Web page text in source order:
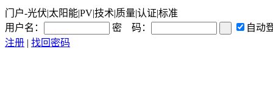
门户-光伏|太阳能|PV|技术|质量|认证|标准
用户名：
密 码：
自动
注册 | 找回密码